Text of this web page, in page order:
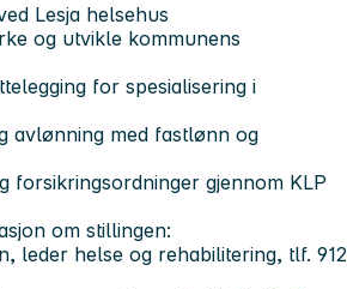
Lesja helsehus
og utvikle kommunens
for spesialisering i
avlønning med fastlønn og
forsikringsordninger gjennom KLP
om stillingen:
leder helse og rehabilitering, tlf. 912